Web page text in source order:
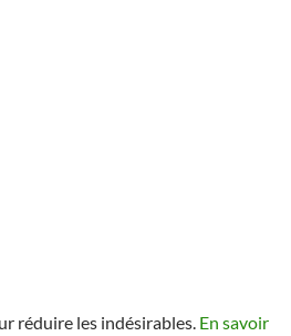
réduire les indésirables. En savoir